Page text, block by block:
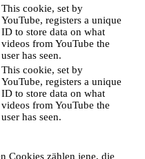
This cookie, set by
YouTube, registers a unique
ID to store data on what
videos from YouTube the
user has seen.
This cookie, set by
YouTube, registers a unique
ID to store data on what
videos from YouTube the
user has seen.
Cookies zählen jene, die